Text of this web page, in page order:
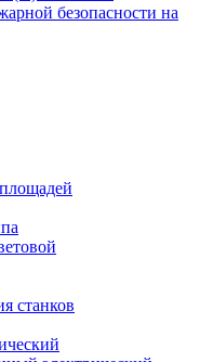
безопасности на
станков